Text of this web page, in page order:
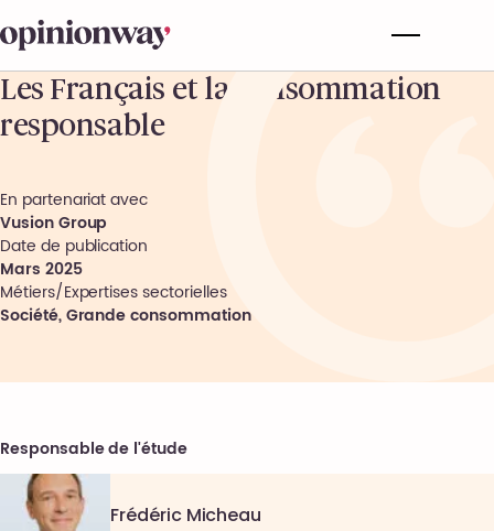
Les Français et la consommation
responsable
En partenariat avec
Vusion Group
Date de publication
Mars 2025
Métiers/Expertises sectorielles
Société,Grande consommation
Responsable de l'étude
Frédéric Micheau